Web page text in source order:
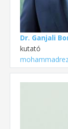
Dr. Ganjali
kutató